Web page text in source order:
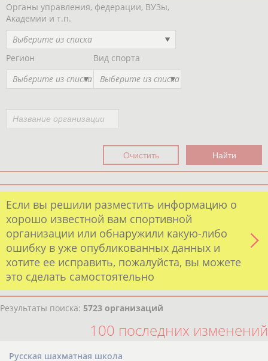
Органы управления, федерации, ВУЗы,
Академии и т.п.
Выберите из списка
Регион
Выберите из списка
Вид спорта
Выберите из списка
Если вы решили разместить информацию о
хорошо известной вам спортивной
организации или обнаружили какую-либо
ошибку в уже опубликованных данных и
хотите ее исправить, пожалуйста, вы можете
это сделать самостоятельно
Результаты поиска: 5723 организаций
100 последних изменений
Русская шахматная школа